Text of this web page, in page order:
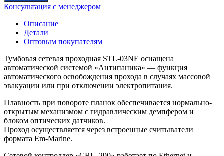
сетевая
STL-
03NE
Консультация с менеджером
Описание
Детали
Оптовым покупателям
Тумбовая сетевая проходная STL-03NE оснащена
автоматической системой «Антипаника» — функция
автоматического освобождения прохода в случаях массовой
эвакуации или при отключении электропитания.
Плавность при повороте планок обеспечивается нормально-
открытым механизмом с гидравлическим демпфером и
блоком оптических датчиков.
Проход осуществляется через встроенные считыватели
формата Em-Marine.